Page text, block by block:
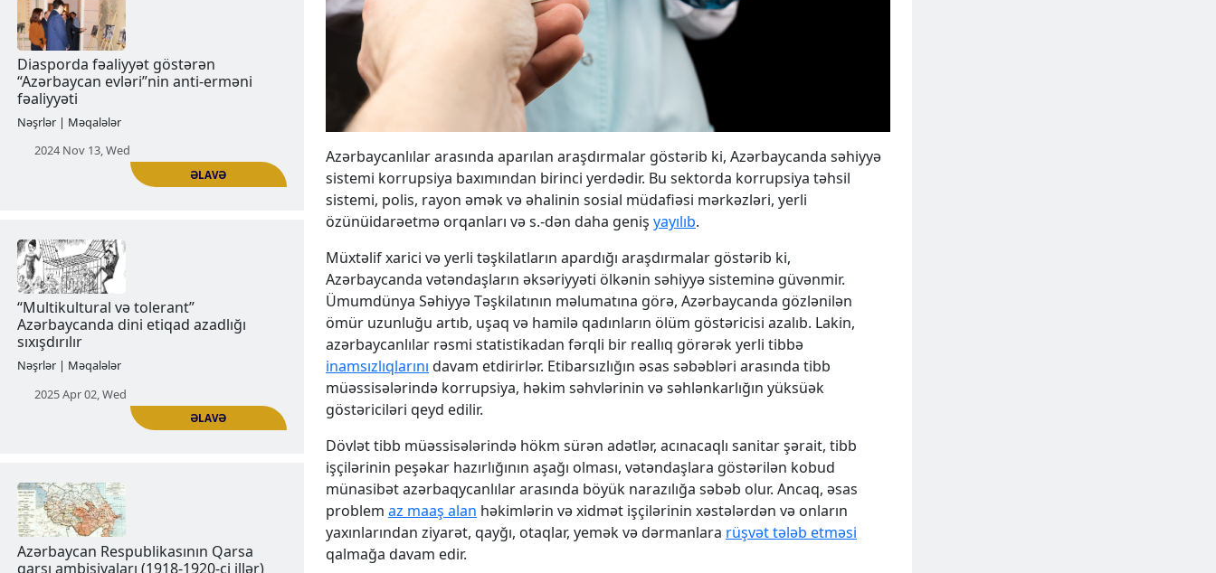
2024 Oct 18, Fri
fəaliyyəti
Nəşrlər | Məqalələr
2024 Nov 13, Wed
“Multikultural və tolerant”
Azərbaycanda dini etiqad azadlığı
sıxışdırılır
Azərbaycanlılar arasında aparılan araşdırmalar göstərib ki, Azərbaycanda səhiyyə
sistemi korrupsiya baxımından birinci yerdədir. Bu sektorda korrupsiya təhsil
sistemi, polis, rayon əmək və əhalinin sosial müdafiəsi mərkəzləri, yerli
özünüidarəetmə orqanları və s.-dən daha geniş yayılıb.
Müxtəlif xarici və yerli təşkilatların apardığı araşdırmalar göstərib ki,
Azərbaycanda vətəndaşların əksəriyyəti ölkənin səhiyyə sisteminə güvənmir.
Ümumdünya Səhiyyə Təşkilatının məlumatına görə, Azərbaycanda gözlənilən
ömür uzunluğu artıb, uşaq və hamilə qadınların ölüm göstəricisi azalıb. Lakin,
azərbaycanlılar rəsmi statistikadan fərqli bir reallıq görərək yerli tibbə
inamsızlıqlarını davam etdirirlər. Etibarsızlığın əsas səbəbləri arasında tibb
müəssisələrində korrupsiya, həkim səhvlərinin və səhlənkarlığın yüksüək
göstəriciləri qeyd edilir.
Dövlət tibb müəssisələrində hökm sürən adətlər, acınacaqlı sanitar şərait, tibb
işçilərinin peşəkar hazırlığının aşağı olması, vətəndaşlara göstərilən kobud
münasibət azərbaqycanlılar arasında böyük narazılığa səbəb olur. Ancaq, əsas
problem az maaş alan həkimlərin və xidmət işçilərinin xəstələrdən və onların
yaxınlarından ziyarət, qayğı, otaqlar, yemək və dərmanlara rüşvət tələb etməsi
qalmağa davam edir.